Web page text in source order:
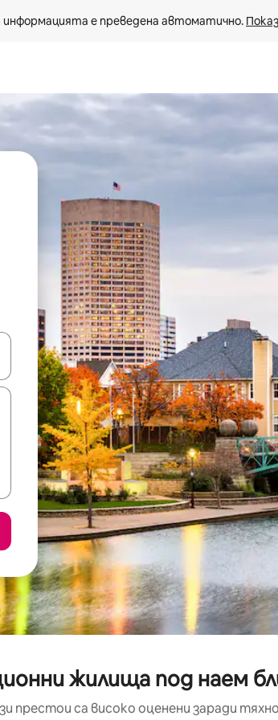
е преведена автоматично.
със стрелки нагоре и надолу или
жилища под наем
престои са високо оценени заради